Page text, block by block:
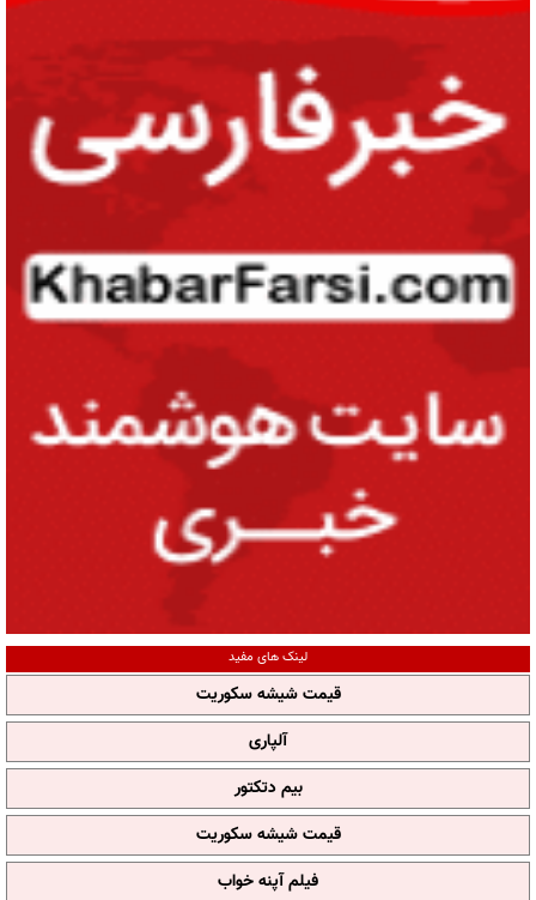
لینک های مفید
قیمت شیشه سکوریت
آلپاری
بیم دتکتور
قیمت شیشه سکوریت
فیلم آپنه خواب